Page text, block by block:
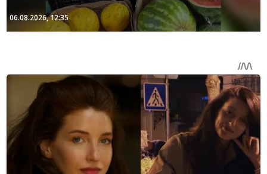
06.08.2026, 12:35